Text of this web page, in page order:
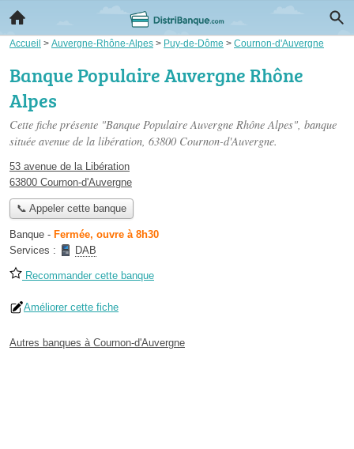
Accueil > Auvergne-Rhône-Alpes > Puy-de-Dôme > Cournon-d'Auvergne
Banque Populaire Auvergne Rhône
Alpes
Cette fiche présente "Banque Populaire Auvergne Rhône Alpes", banque
située avenue de la libération, 63800 Cournon-d'Auvergne.
53 avenue de la Libération
63800 Cournon-d'Auvergne
📞 Appeler cette banque
Banque - Fermée, ouvre à 8h30
Services :
DAB
Recommander cette banque
Améliorer cette fiche
Autres banques à Cournon-d'Auvergne